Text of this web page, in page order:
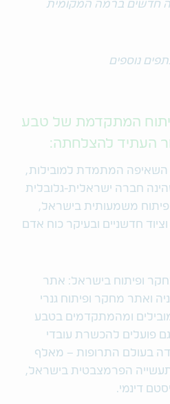
חדשים ברמה המקומית
המתקדמת של טבע
העתיד להצלחתה:
המתמדת למובילות,
חברה ישראלית-גלובלית
משמעותית בישראל,
חדשניים ובעיקר כוח אדם
ופיתוח בישראל: אתר
ואתר מחקר ופיתוח גנרי
ומהמתקדמים בטבע
פועלים להכשרת עובדי
בעולם התרופות – מאלף
הפרמצבטית בישראל,
דינמי.